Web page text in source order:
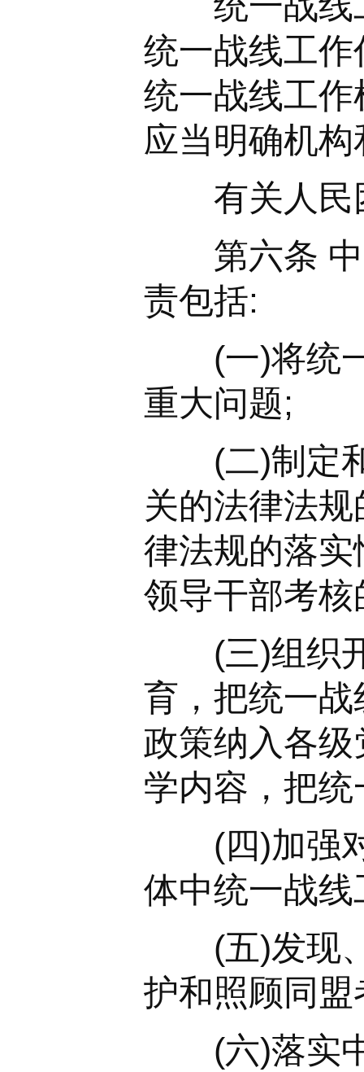
统一战线工
统一战线工
应当明确机
有关人民团
第六条 中
责包括:
(一)将统一
重大问题;
(二)制定和
关的法律法
律法规的落
领导干部考核
(三)组织开
育，把统一
政策纳入各
学内容，把
(四)加强对
体中统一战
(五)发现、
护和照顾同盟
(六)落实中